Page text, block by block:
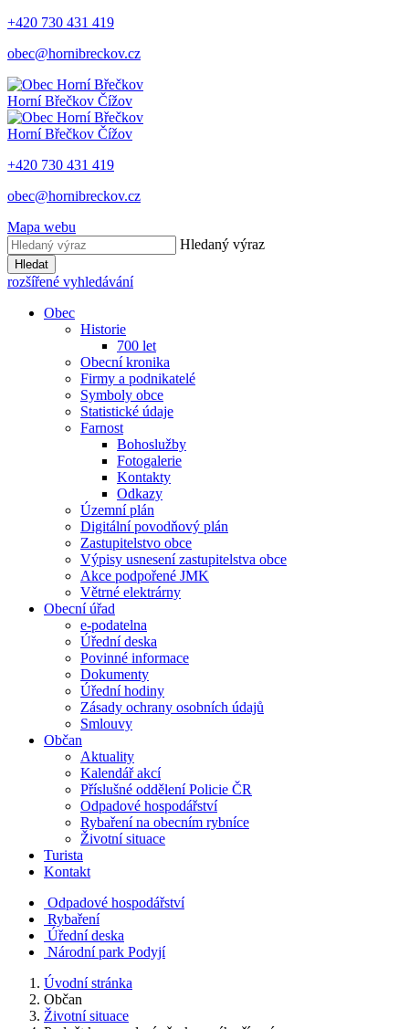
+420 730 431 419
obec@hornibreckov.cz
Horní Břečkov Čížov
Horní Břečkov Čížov
+420 730 431 419
obec@hornibreckov.cz
Mapa webu
Hledaný výraz
Hledat
rozšířené vyhledávání
Obec
Historie
700 let
Obecní kronika
Firmy a podnikatelé
Symboly obce
Statistické údaje
Farnost
Bohoslužby
Fotogalerie
Kontakty
Odkazy
Územní plán
Digitální povodňový plán
Zastupitelstvo obce
Výpisy usnesení zastupitelstva obce
Akce podpořené JMK
Větrné elektrárny
Obecní úřad
e-podatelna
Úřední deska
Povinné informace
Dokumenty
Úřední hodiny
Zásady ochrany osobních údajů
Smlouvy
Občan
Aktuality
Kalendář akcí
Příslušné oddělení Policie ČR
Odpadové hospodářství
Rybaření na obecním rybníce
Životní situace
Turista
Kontakt
Odpadové hospodářství
Rybaření
Úřední deska
Národní park Podyjí
Úvodní stránka
Občan
Životní situace